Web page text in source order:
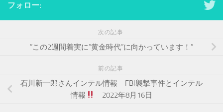
フォロー:
次の記事
”この2週間着実に”黄金時代”に向かっています！”
前の記事
石川新一郎さんインテル情報 FBI襲撃事件とインテル
情報
2022年8月16日